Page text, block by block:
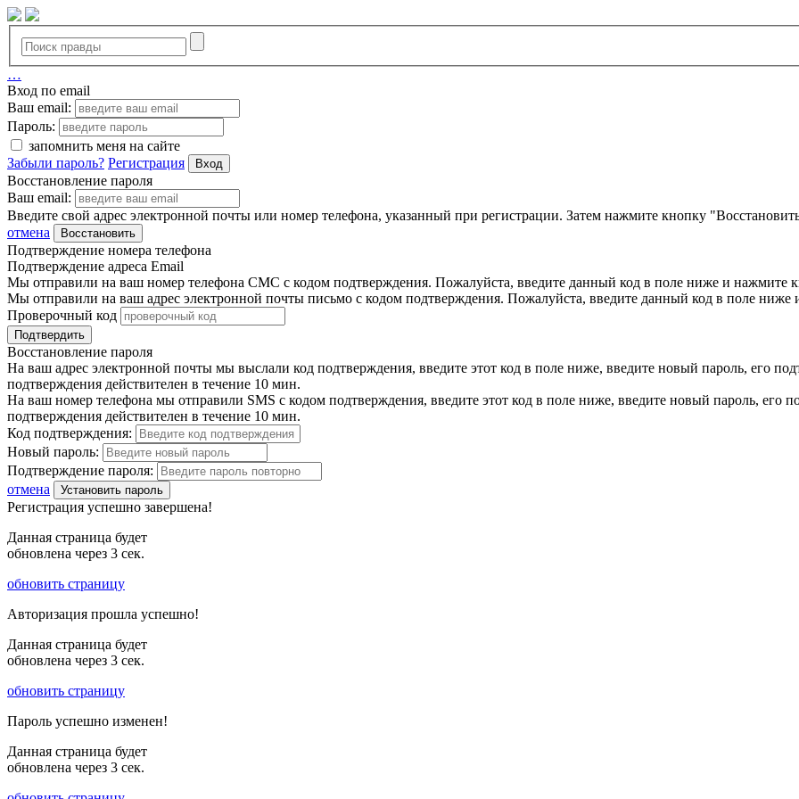
…
Вход по email
Ваш email:
Пароль:
запомнить меня на сайте
Забыли пароль? Регистрация Вход
Восстановление пароля
Ваш email:
Введите свой адрес электронной почты или номер телефона, указанный при регистрации. Затем нажмите кнопку
отмена
Восстановить
Подтверждение номера телефона
Подтверждение адреса Email
Мы отправили на ваш номер телефона СМС с кодом подтверждения. Пожалуйста, введите данный код в поле ниже и нажмите
Мы отправили на ваш адрес электронной почты письмо с кодом подтверждения. Пожалуйста, введите данный код в поле ниже
Проверочный код
Подтвердить
Восстановление пароля
На ваш адрес электронной почты мы выслали код подтверждения, введите этот код в поле ниже, введите новый пароль, его
подтверждения действителен в течение 10 мин.
На ваш номер телефона мы отправили SMS с кодом подтверждения, введите этот код в поле ниже, введите новый пароль, его
подтверждения действителен в течение 10 мин.
Код подтверждения:
Новый пароль:
Подтверждение пароля:
отмена
Установить пароль
Регистрация успешно завершена!
Данная страница будет
обновлена через 3 сек.
обновить страницу
Авторизация прошла успешно!
Данная страница будет
обновлена через 3 сек.
обновить страницу
Пароль успешно изменен!
Данная страница будет
обновлена через 3 сек.